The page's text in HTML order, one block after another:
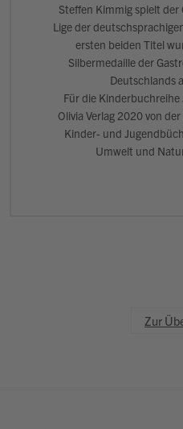
Steffen Kimmig spielt der
Lige der
ersten beiden Titel
Silbermedaille der
Deutschlands
Für die
Olivia Verlag 2020 von
Kinder- und
Umwelt und
Zur